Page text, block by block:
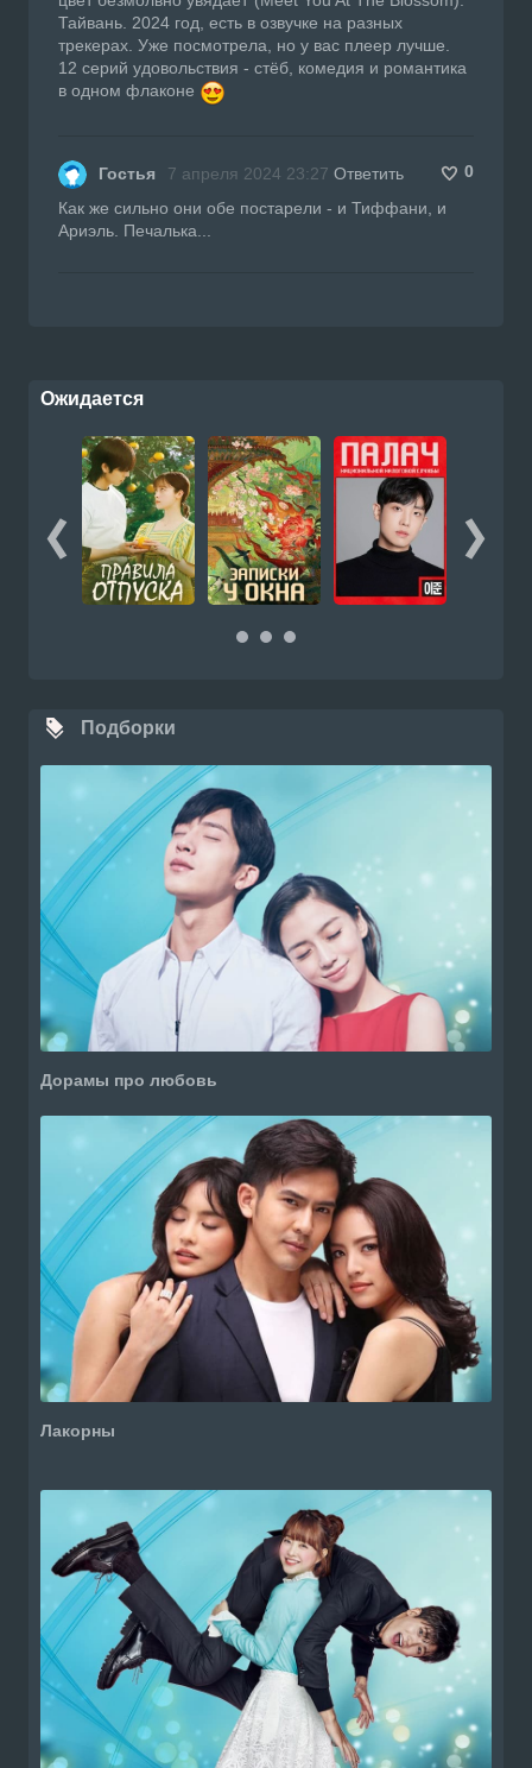
Тайвань. 2024 год, есть в озвучке на разных
трекерах. Уже посмотрела, но у вас плеер лучше.
12 серий удовольствия - стёб, комедия и романтика
в одном флаконе
Гостья 7 апреля 2024 23:27 Ответить
0
Как же сильно они обе постарели - и Тиффани, и
Ариэль. Печалька...
Ожидается
Подборки
Дорамы про любовь
Лакорны